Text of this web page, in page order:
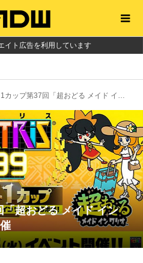
イト広告を利用しています
第37回「超おどる メイド イン ワリオ コラボ祭！」開催
超おどる メイド イン